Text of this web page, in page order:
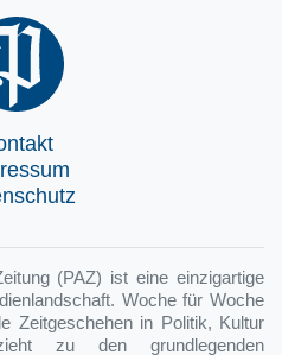
(PAZ) ist eine einzigartige
Woche für Woche
Zeitgeschehen in Politik, Kultur
zu den grundlegenden